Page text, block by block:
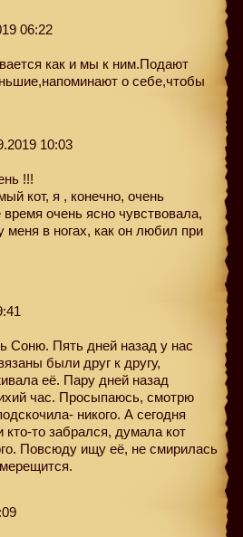
06:22
как и мы к ним.Подают
о себе,чтобы
10:03
!!!
кот, я , конечно, очень
время очень ясно чувствовала,
меня в ногах, как он любил при
Соню. Пять дней назад у нас
были друг к другу,
её. Пару дней назад
час. Просыпаюсь, смотрю
никого. А сегодня
кто-то забрался, думала кот
Повсюду ищу её, не смирилась